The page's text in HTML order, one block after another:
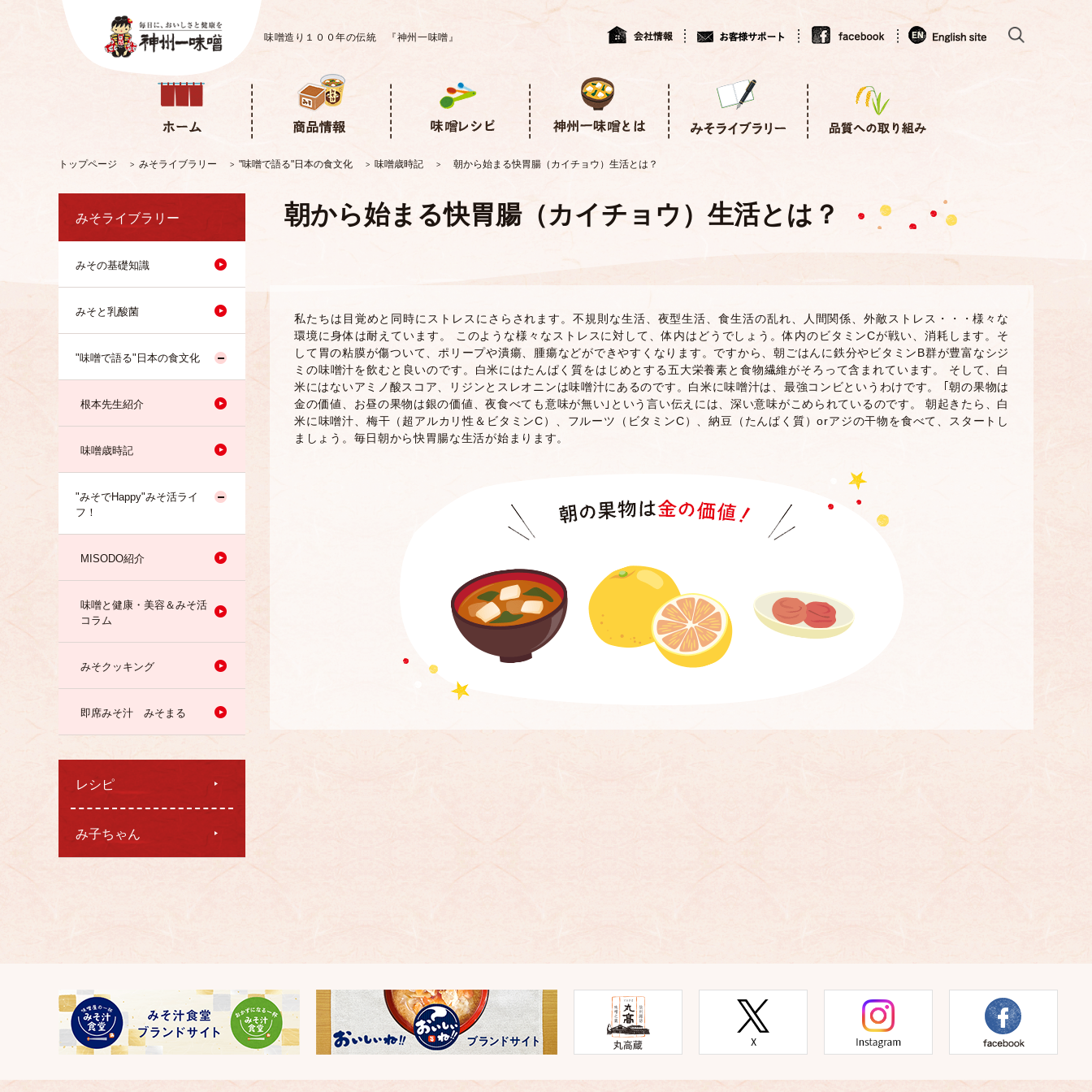
味噌造り１００年の伝統 『神州一味噌』
トップページ > みそライブラリー > "味噌で語る"日本の食文化 > 味噌歳時記 > 朝から始まる快胃腸（カイチョウ）生活とは？
朝から始まる快胃腸（カイチョウ）生活とは？
私たちは目覚めと同時にストレスにさらされます。不規則な生活、夜型生活、食生活の乱れ、人間関係、外敵ストレス・・・様々な
環境に身体は耐えています。 このような様々なストレスに対して、体内はどうでしょう。体内のビタミンCが戦い、消耗します。そ
して胃の粘膜が傷ついて、ポリープや潰瘍、腫瘍などができやすくなります。ですから、朝ごはんに鉄分やビタミンB群が豊富なシジ
ミの味噌汁を飲むと良いのです。白米にはたんぱく質をはじめとする五大栄養素と食物繊維がそろって含まれています。 そして、白
米にはないアミノ酸スコア、リジンとスレオニンは味噌汁にあるのです。白米に味噌汁は、最強コンビというわけです。 ｢朝の果物は
金の価値、お昼の果物は銀の価値、夜食べても意味が無い｣という言い伝えには、深い意味がこめられているのです。 朝起きたら、白
米に味噌汁、梅干（超アルカリ性＆ビタミンC）、フルーツ（ビタミンC）、納豆（たんぱく質）orアジの干物を食べて、スタートし
ましょう。毎日朝から快胃腸な生活が始まります。
みそライブラリー
みその基礎知識
みそと乳酸菌
"味噌で語る"日本の食文化
根本先生紹介
味噌歳時記
"みそでHappy"みそ活ライ
フ！
MISODO紹介
味噌と健康・美容＆みそ活
コラム
みそクッキング
即席みそ汁 みそまる
レシピ
み子ちゃん